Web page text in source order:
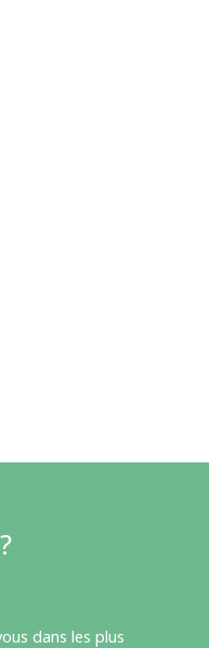
dans les plus